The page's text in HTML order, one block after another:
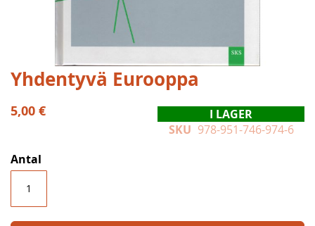
Hoppa
till
början
av
Yhdentyvä Eurooppa
5,00 €
I LAGER
SKU 978-951-746-974-6
Antal